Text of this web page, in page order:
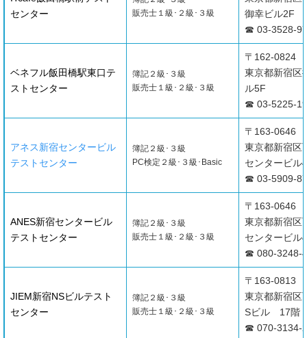
センター
販売士１級･２級･３級
御幸ビル2F
☎ 03-3528-
ベネフル飯田橋駅東口テ
ストセンター
簿記２級･３級
販売士１級･２級･３級
〒162-0824
東京都新宿
ル5F
☎ 03-5225-
アネス新宿センタービル
テストセンター
簿記２級･３級
PC検定２級･３級･Basic
〒163-0646
東京都新宿
センタービル
☎ 03-5909-
ANES新宿センタービル
テストセンター
簿記２級･３級
販売士１級･２級･３級
〒163-0646
東京都新宿
センタービル
☎ 080-3248-
JIEM新宿NSビルテスト
センター
簿記２級･３級
販売士１級･２級･３級
〒163-0813
東京都新宿
Sビル 17階
☎ 070-3134-